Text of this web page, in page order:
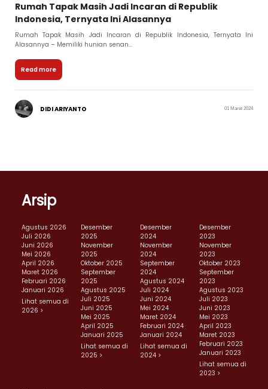
Rumah Tapak Masih Jadi Incaran di Republik
Indonesia, Ternyata Ini Alasannya
Rumah Tapak Masih Jadi Incaran di Republik Indonesia, Ternyata Ini
Alasannya – Memiliki hunian senan...
Read more
DIDI ARIYANTO 01 Maret 2024
Arsip
Agustus 2026
Juli 2026
Juni 2026
Mei 2026
April 2026
Maret 2026
Februari 2026
Januari 2026
Lihat semua di
2026 >
Desember
2025
November
2025
Oktober 2025
September
2025
Agustus 2025
Juli 2025
Juni 2025
Mei 2025
April 2025
Januari 2025
Lihat semua di
2025 >
Desember
2024
November
2024
September
2024
Agustus 2024
Juli 2024
Juni 2024
Mei 2024
Maret 2024
Februari 2024
Januari 2024
Lihat semua di
2024 >
Desember
2023
November
2023
Oktober 2023
September
2023
Agustus 2023
Juli 2023
Juni 2023
Mei 2023
April 2023
Maret 2023
Februari 2023
Januari 2023
Lihat semua di
2023 >